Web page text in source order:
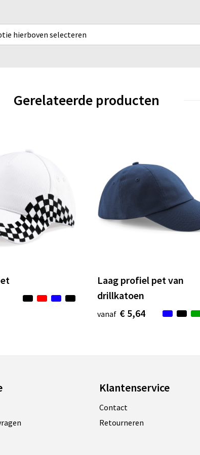
hierboven selecteren
Gerelateerde producten
Laag profiel pet van
drillkatoen
vanaf € 5,64
Klantenservice
Contact
Retourneren